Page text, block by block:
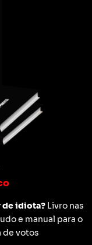
de idiota?Livro nas
e manual para o
de votos